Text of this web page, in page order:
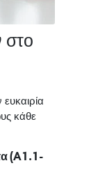
στο
κάθε
(A1.1-